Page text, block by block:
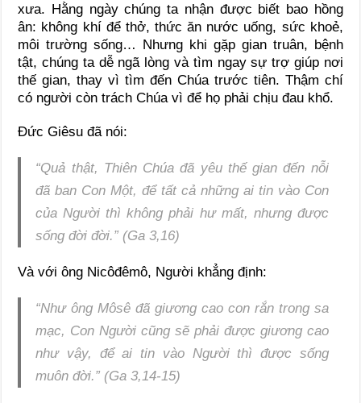
xưa. Hằng ngày chúng ta nhận được biết bao hồng
ân: không khí để thở, thức ăn nước uống, sức khoẻ,
môi trường sống… Nhưng khi gặp gian truân, bệnh
tật, chúng ta dễ ngã lòng và tìm ngay sự trợ giúp nơi
thế gian, thay vì tìm đến Chúa trước tiên. Thậm chí
có người còn trách Chúa vì để họ phải chịu đau khổ.
Đức Giêsu đã nói:
“Quả thật, Thiên Chúa đã yêu thế gian đến nỗi
đã ban Con Một, để tất cả những ai tin vào Con
của Người thì không phải hư mất, nhưng được
sống đời đời.” (Ga 3,16)
Và với ông Nicôđêmô, Người khẳng định:
“Như ông Môsê đã giương cao con rắn trong sa
mạc, Con Người cũng sẽ phải được giương cao
như vậy, để ai tin vào Người thì được sống
muôn đời.” (Ga 3,14-15)